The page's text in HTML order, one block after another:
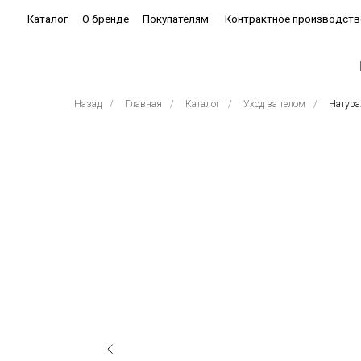
Каталог О бренде Контрактное производство
Покупателям
Назад / Главная / Каталог / Уход за телом /